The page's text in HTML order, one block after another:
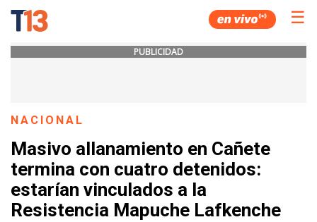
☰
PUBLICIDAD
NACIONAL
Masivo allanamiento en Cañete
termina con cuatro detenidos:
estarían vinculados a la
Resistencia Mapuche Lafkenche